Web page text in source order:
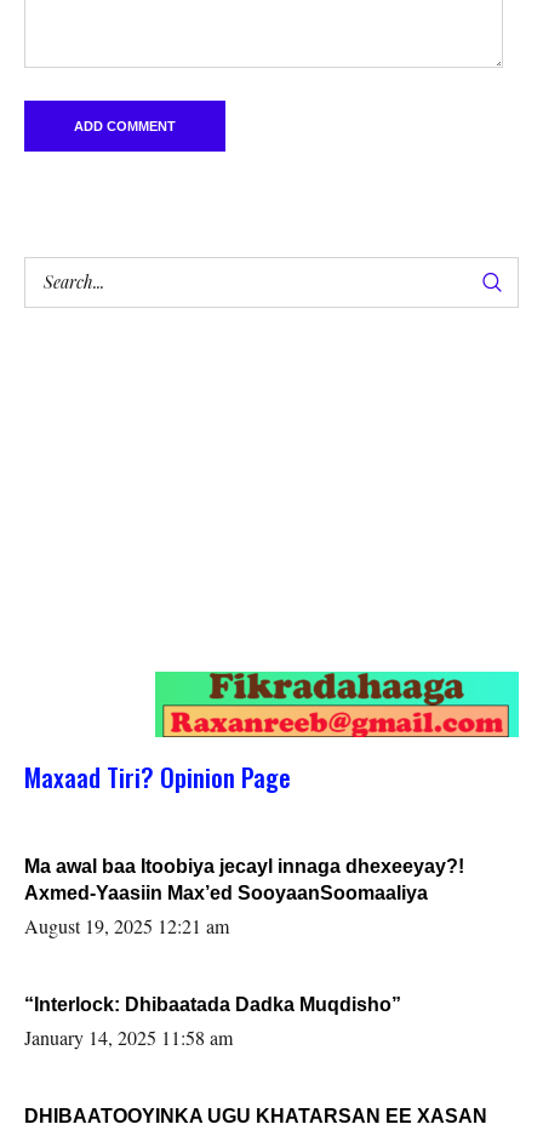
Maxaad Tiri? Opinion Page
Ma awal baa Itoobiya jecayl innaga dhexeeyay?!
Axmed-Yaasiin Max’ed SooyaanSoomaaliya
August 19, 2025 12:21 am
“Interlock: Dhibaatada Dadka Muqdisho”
January 14, 2025 11:58 am
DHIBAATOOYINKA UGU KHATARSAN EE XASAN